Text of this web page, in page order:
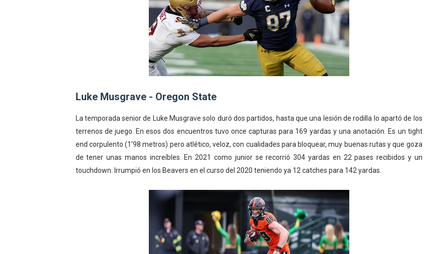
Luke Musgrave - Oregon State
La temporada senior de Luke Musgrave solo duró dos partidos, hasta que una lesión de rodilla lo apartó de los
terrenos de juego. En esos dos encuentros tuvo once capturas para 169 yardas y una anotación. Es un tight
end corpulento (1'98 metros) pero atlético, veloz, con cualidades para bloquear, muy buenas rutas y que goza
de tener unas manos increíbles. En 2021 como junior se recorrió 304 yardas en 22 pases recibidos y un
touchdown. Irrumpió en los Beavers en el curso del 2020 teniendo ya 12 catches para 142 yardas.